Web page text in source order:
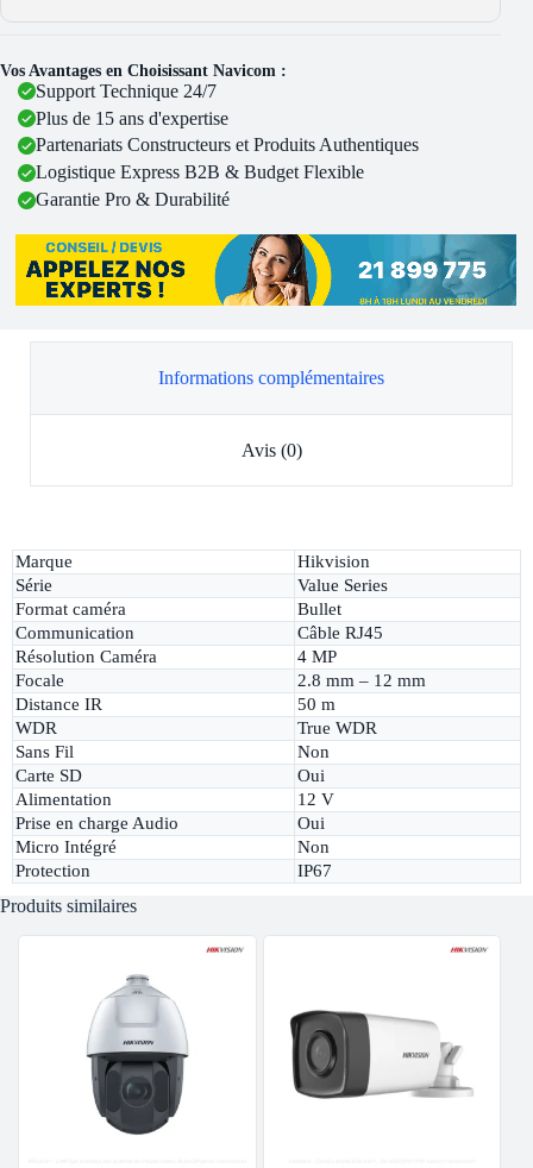
Vos Avantages en Choisissant Navicom :
Support Technique 24/7
Plus de 15 ans d'expertise
Partenariats Constructeurs et Produits Authentiques
Logistique Express B2B & Budget Flexible
Garantie Pro & Durabilité
Informations complémentaires
Avis (0)
Marque
Hikvision
Série
Value Series
Format caméra
Bullet
Communication
Câble RJ45
Résolution Caméra
4 MP
Focale
2.8 mm – 12 mm
Distance IR
50 m
WDR
True WDR
Sans Fil
Non
Carte SD
Oui
Alimentation
12 V
Prise en charge Audio
Oui
Micro Intégré
Non
Protection
IP67
Produits similaires